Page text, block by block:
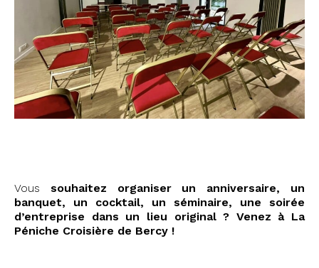
Vous souhaitez organiser un anniversaire, un
banquet, un cocktail, un séminaire, une soirée
d’entreprise dans un lieu original ? Venez à La
Péniche Croisière de Bercy !